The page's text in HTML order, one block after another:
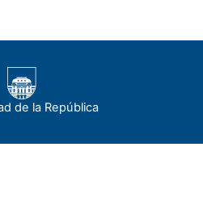
de la República